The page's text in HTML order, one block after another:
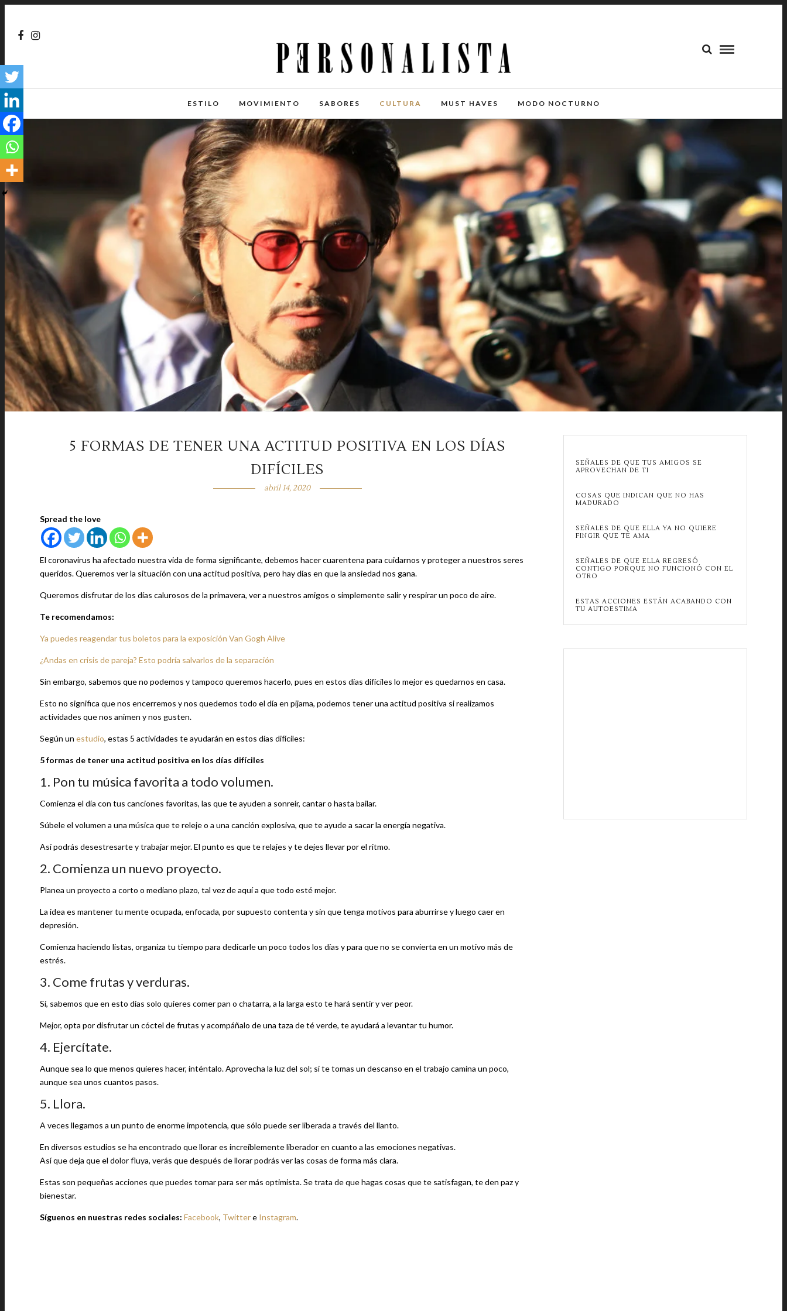
ESTILO MOVIMIENTO SABORES CULTURA MUST HAVES MODO NOCTURNO
5 FORMAS DE TENER UNA ACTITUD POSITIVA EN LOS DÍAS
DIFÍCILES
abril 14, 2020
Spread the love
El coronavirus ha afectado nuestra vida de forma significante, debemos hacer cuarentena para cuidarnos y proteger a nuestros seres
queridos. Queremos ver la situación con una actitud positiva, pero hay días en que la ansiedad nos gana.
Queremos disfrutar de los días calurosos de la primavera, ver a nuestros amigos o simplemente salir y respirar un poco de aire.
Te recomendamos:
Ya puedes reagendar tus boletos para la exposición Van Gogh Alive
¿Andas en crisis de pareja? Esto podría salvarlos de la separación
Sin embargo, sabemos que no podemos y tampoco queremos hacerlo, pues en estos días difíciles lo mejor es quedarnos en casa.
Esto no significa que nos encerremos y nos quedemos todo el día en pijama, podemos tener una actitud positiva si realizamos
actividades que nos animen y nos gusten.
Según un estudio, estas 5 actividades te ayudarán en estos días difíciles:
5 formas de tener una actitud positiva en los días difíciles
1. Pon tu música favorita a todo volumen.
Comienza el día con tus canciones favoritas, las que te ayuden a sonreír, cantar o hasta bailar.
Súbele el volumen a una música que te releje o a una canción explosiva, que te ayude a sacar la energía negativa.
Así podrás desestresarte y trabajar mejor. El punto es que te relajes y te dejes llevar por el ritmo.
2. Comienza un nuevo proyecto.
Planea un proyecto a corto o mediano plazo, tal vez de aquí a que todo esté mejor.
La idea es mantener tu mente ocupada, enfocada, por supuesto contenta y sin que tenga motivos para aburrirse y luego caer en
depresión.
Comienza haciendo listas, organiza tu tiempo para dedicarle un poco todos los días y para que no se convierta en un motivo más de
estrés.
3. Come frutas y verduras.
Sí, sabemos que en esto días solo quieres comer pan o chatarra, a la larga esto te hará sentir y ver peor.
Mejor, opta por disfrutar un cóctel de frutas y acompáñalo de una taza de té verde, te ayudará a levantar tu humor.
4. Ejercítate.
Aunque sea lo que menos quieres hacer, inténtalo. Aprovecha la luz del sol; si te tomas un descanso en el trabajo camina un poco,
aunque sea unos cuantos pasos.
5. Llora.
A veces llegamos a un punto de enorme impotencia, que sólo puede ser liberada a través del llanto.
En diversos estudios se ha encontrado que llorar es increíblemente liberador en cuanto a las emociones negativas.
Así que deja que el dolor fluya, verás que después de llorar podrás ver las cosas de forma más clara.
Estas son pequeñas acciones que puedes tomar para ser más optimista. Se trata de que hagas cosas que te satisfagan, te den paz y
bienestar.
Síguenos en nuestras redes sociales: Facebook, Twittere Instagram.
SEÑALES DE QUE TUS AMIGOS SE
APROVECHAN DE TI
COSAS QUE INDICAN QUE NO HAS
MADURADO
SEÑALES DE QUE ELLA YA NO QUIERE
FINGIR QUE TE AMA
SEÑALES DE QUE ELLA REGRESÓ
CONTIGO PORQUE NO FUNCIONÓ CON EL
OTRO
ESTAS ACCIONES ESTÁN ACABANDO CON
TU AUTOESTIMA